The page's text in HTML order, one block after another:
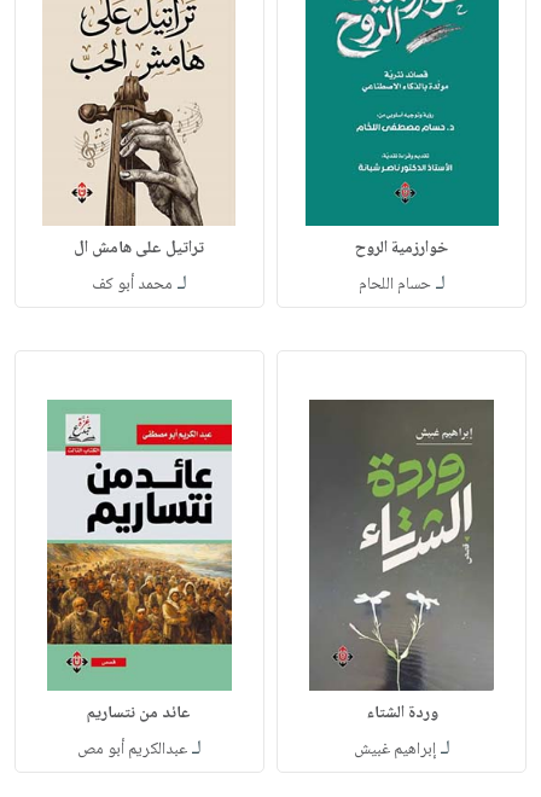
خوارزمية الروح
لـحسام اللحام
تراتيل على هامش ال
لـ محمد أبو كف
وردة الشتاء
لـإبراهيم غبيش
عائد من نتساريم
لـعبدالكريم أبو مص